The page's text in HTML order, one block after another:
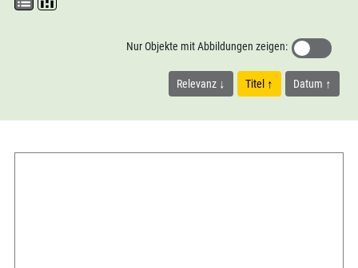
Relevanz Titel Datum
Nur Objekte mit Abbildungen zeigen: